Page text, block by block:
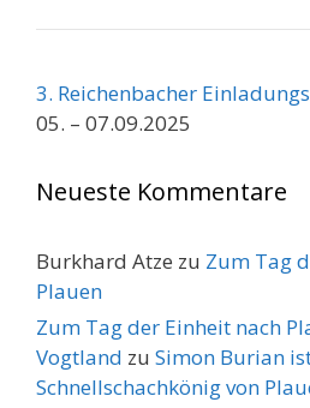
3. Reichenbacher
05. – 07.09.2025
Neueste Kommentare
Burkhard Atze zu Zum Tag
Plauen
Zum Tag der Einheit nach
Vogtland zu Simon Burian
Schnellschachkönig von